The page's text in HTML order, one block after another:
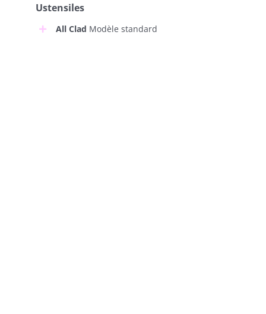
Ustensiles
All Clad Modèle standard